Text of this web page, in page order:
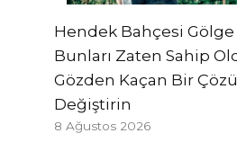
Hendek Bahçesi
Bunları Zaten Sahip
Gözden Kaçan Bir
Değiştirin
8 Ağustos 2026